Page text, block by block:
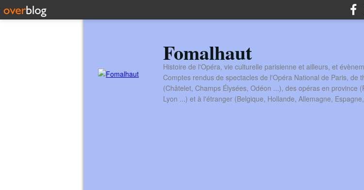
Fomalhaut
Histoire de l'Opéra, vie culturelle parisienne et ailleurs, et
Comptes rendus de spectacles de l'Opéra National de Paris, de
(Châtelet, Champs Élysées, Odéon ...), des opéras en province
Lyon ...) et à l'étranger (Belgique, Hollande, Allemagne,